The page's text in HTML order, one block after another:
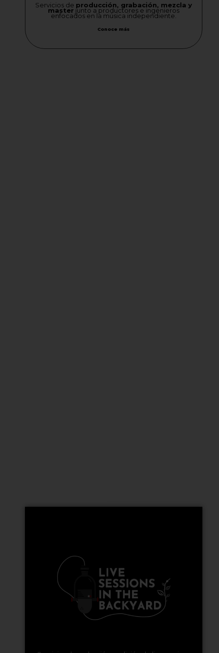
Servicios de producción, grabación, mezcla y
masterjunto a productores e ingenieros
enfocados en la música independiente.
Conoce más